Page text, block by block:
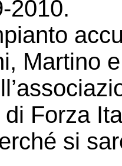
2010.
Martino
Forza
si